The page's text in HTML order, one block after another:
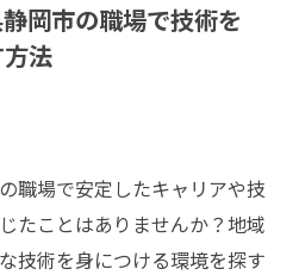
岡市の職場で技術を
法
職場で安定したキャリアや技
たことはありませんか？地域
技術を身につける環境を探す